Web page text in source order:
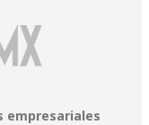
empresariales